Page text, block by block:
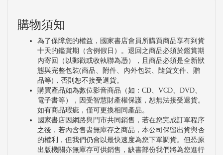
購物須知
為了保障您的權益，國家書店會員所購買商品享有到貨
十天的鑑賞期（含例假日）。退回之商品必須於鑑賞期
內寄回（以郵戳或收執聯為憑），且商品必須是全新狀
態與完整包裝(商品、附件、內外包裝、隨貨文件、贈
品等)，否則恕不接受退貨。
購買產品如為數位影音商品（如：CD、VCD、DVD、
電子書等），因受智慧財產權保護，恕無法接受退貨。
如有商品瑕疵，僅可更換相同產品。
國家書店因網路與門市共同銷售，若在您完成訂單程序
之後，若內含售盡無庫存之商品，本公司保留出貨與否
的權利，但我們仍會以最快速度為您下單調貨。但恐原
出版機關亦無庫存可供銷售，缺書部份我們將為您進行